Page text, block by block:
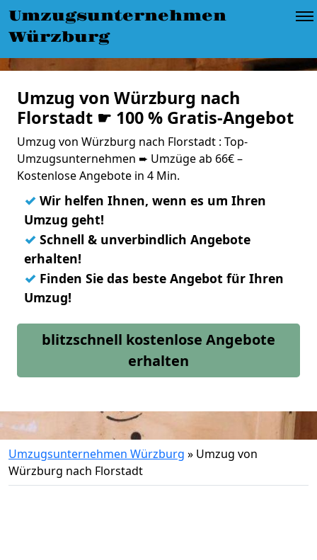
Umzugsunternehmen
Würzburg
Umzug von Würzburg nach
Florstadt ☛ 100 % Gratis-Angebot
Umzug von Würzburg nach Florstadt : Top-
Umzugsunternehmen ➨ Umzüge ab 66€ –
Kostenlose Angebote in 4 Min.
✓ Wir helfen Ihnen, wenn es um Ihren
Umzug geht!
✓ Schnell & unverbindlich Angebote
erhalten!
✓ Finden Sie das beste Angebot für Ihren
Umzug!
blitzschnell kostenlose Angebote
erhalten
Umzugsunternehmen Würzburg » Umzug von
Würzburg nach Florstadt